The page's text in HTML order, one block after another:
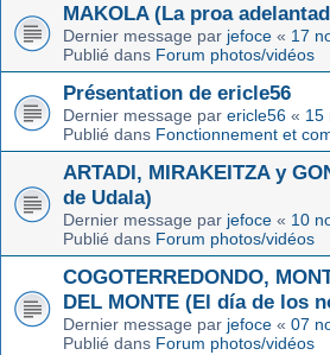
MAKOLA (La proa
Dernier message par jefoce « 17
Publié dans Forum photos/vidéos
Présentation de ericle56
Dernier message par ericle56 « 15
Publié dans Fonctionnement et
ARTADI, MIRAKEITZA y
de Udala)
Dernier message par jefoce « 10
Publié dans Forum photos/vidéos
COGOTERREDONDO,
DEL MONTE (El día de los
Dernier message par jefoce « 07
Publié dans Forum photos/vidéos